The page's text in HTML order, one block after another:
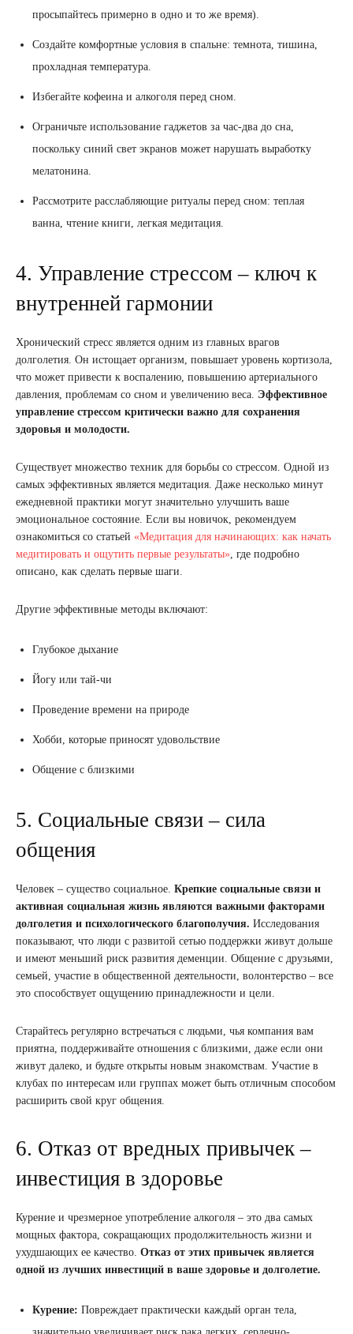
просыпайтесь примерно в одно и то же время).
Создайте комфортные условия в спальне: темнота, тишина,
прохладная температура.
Избегайте кофеина и алкоголя перед сном.
Ограничьте использование гаджетов за час-два до сна,
поскольку синий свет экранов может нарушать выработку
мелатонина.
Рассмотрите расслабляющие ритуалы перед сном: теплая
ванна, чтение книги, легкая медитация.
4. Управление стрессом – ключ к
внутренней гармонии
Хронический стресс является одним из главных врагов
долголетия. Он истощает организм, повышает уровень кортизола,
что может привести к воспалению, повышению артериального
давления, проблемам со сном и увеличению веса. Эффективное
управление стрессом критически важно для сохранения
здоровья и молодости.
Существует множество техник для борьбы со стрессом. Одной из
самых эффективных является медитация. Даже несколько минут
ежедневной практики могут значительно улучшить ваше
эмоциональное состояние. Если вы новичок, рекомендуем
ознакомиться со статьей «Медитация для начинающих: как начать
медитировать и ощутить первые результаты» , где подробно
описано, как сделать первые шаги.
Другие эффективные методы включают:
Глубокое дыхание
Йогу или тай-чи
Проведение времени на природе
Хобби, которые приносят удовольствие
Общение с близкими
5. Социальные связи – сила
общения
Человек – существо социальное. Крепкие социальные связи и
активная социальная жизнь являются важными факторами
долголетия и психологического благополучия. Исследования
показывают, что люди с развитой сетью поддержки живут дольше
и имеют меньший риск развития деменции. Общение с друзьями,
семьей, участие в общественной деятельности, волонтерство – все
это способствует ощущению принадлежности и цели.
Старайтесь регулярно встречаться с людьми, чья компания вам
приятна, поддерживайте отношения с близкими, даже если они
живут далеко, и будьте открыты новым знакомствам. Участие в
клубах по интересам или группах может быть отличным способом
расширить свой круг общения.
6. Отказ от вредных привычек –
инвестиция в здоровье
Курение и чрезмерное употребление алкоголя – это два самых
мощных фактора, сокращающих продолжительность жизни и
ухудшающих ее качество. Отказ от этих привычек является
одной из лучших инвестиций в ваше здоровье и долголетие.
Курение: Повреждает практически каждый орган тела,